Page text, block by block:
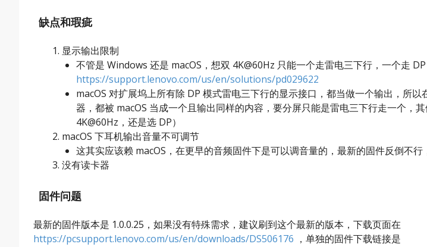
缺点和瑕疵
显示输出限制
不管是 Windows 还是 macOS，想双 4K@60Hz 只能一个走雷电三下行，一个走
https://support.lenovo.com/us/en/solutions/pd029622
macOS 对扩展坞上所有除 DP 模式雷电三下行的显示接口，都当做一个输出，所
器，都被 macOS 当成一个且输出同样的内容，要分屏只能是雷电三下行走一个，
4K@60Hz，还是选 DP）
macOS 下耳机输出音量不可调节
这其实应该赖 macOS，在更早的音频固件下是可以调音量的，最新的固件反倒不
没有读卡器
固件问题
最新的固件版本是 1.0.0.25，如果没有特殊需求，建议刷到这个最新的版本，下载页面在
https://pcsupport.lenovo.com/us/en/downloads/DS506176 ，单独的固件下载链接是